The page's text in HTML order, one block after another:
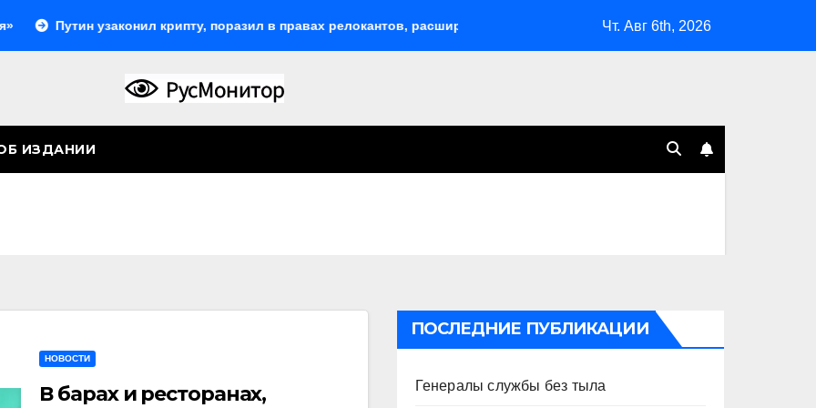
узаконил крипту, поразил в правах релокантов, расширил возможности депортаций и сделал героем Ковальчука-
Чт. Авг 6th, 2026
ИЗДАНИИ
НОВОСТИ
В барах и ресторанах,
ПОСЛЕДНИЕ ПУБЛИКАЦИИ
Генералы службы без тыла